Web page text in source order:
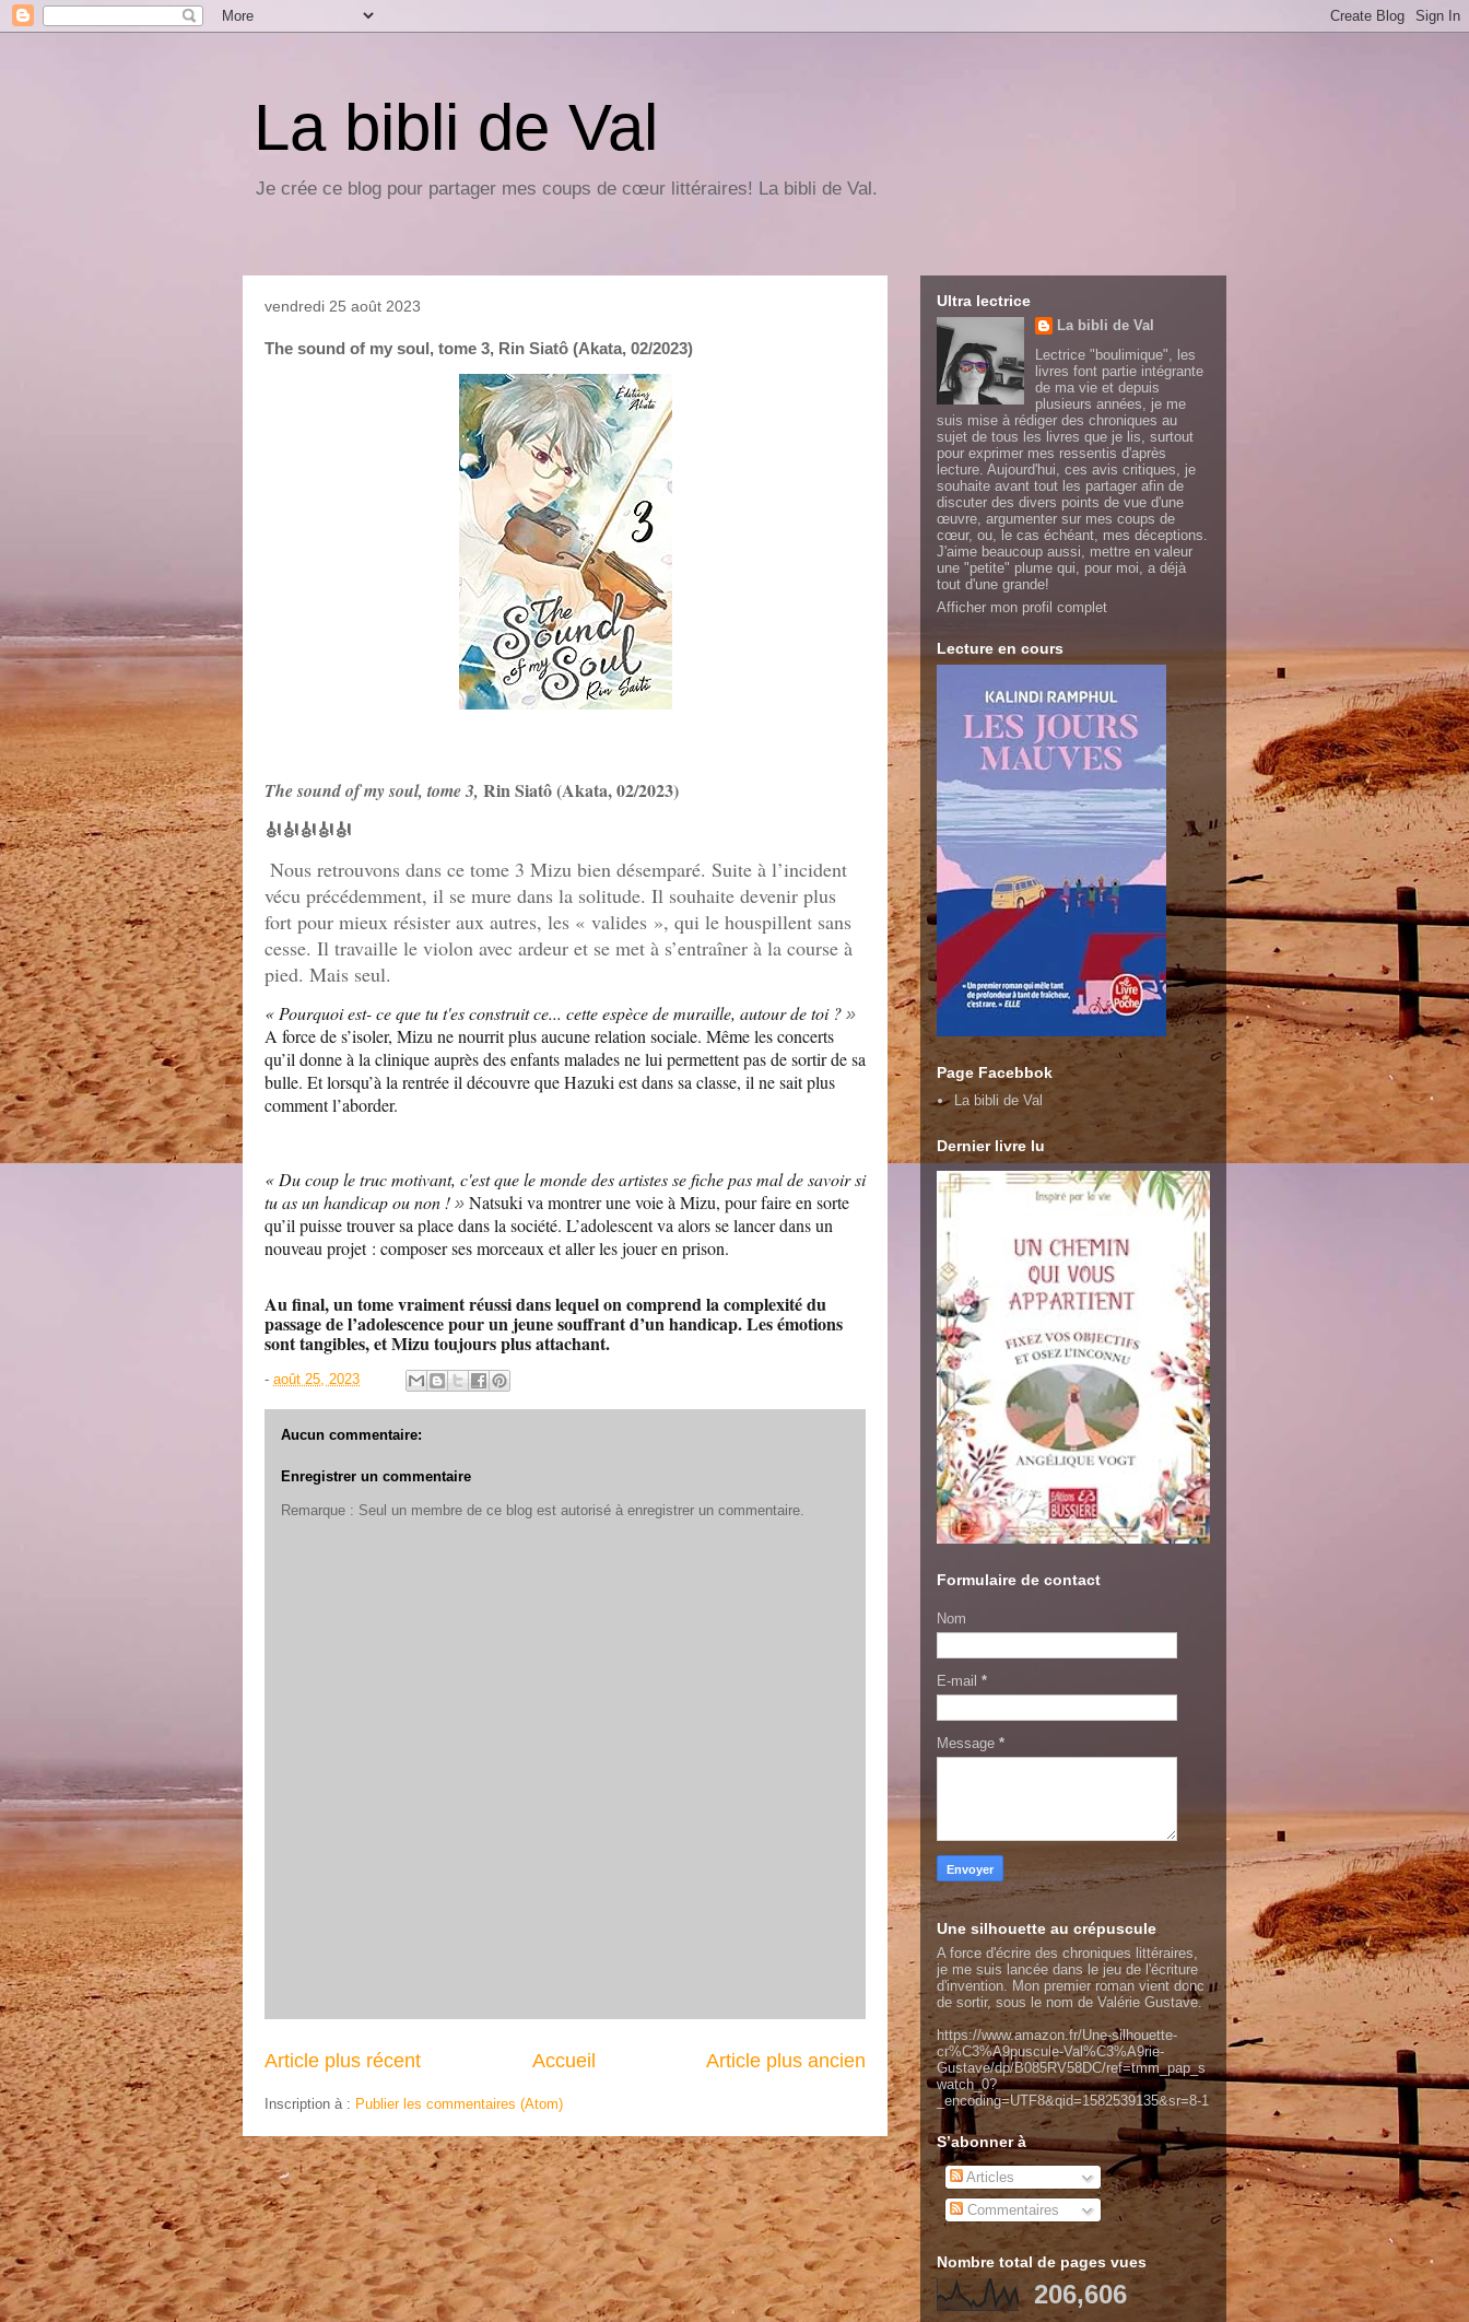
La bibli de Val
Je crée ce blog pour partager mes coups de cœur littéraires! La bibli de Val.
vendredi 25 août 2023
The sound of my soul, tome 3, Rin Siatô (Akata, 02/2023)
The sound of my soul, tome 3, Rin Siatô (Akata, 02/2023)
🎻🎻🎻🎻🎻
Nous retrouvons dans ce tome 3 Mizu bien désemparé. Suite à l’incident
vécu précédemment, il se mure dans la solitude. Il souhaite devenir plus
fort pour mieux résister aux autres, les « valides », qui le houspillent sans
cesse. Il travaille le violon avec ardeur et se met à s’entraîner à la course à
pied. Mais seul.
« Pourquoi est- ce que tu t'es construit ce... cette espèce de muraille, autour de toi ? »
A force de s’isoler, Mizu ne nourrit plus aucune relation sociale. Même les concerts
qu’il donne à la clinique auprès des enfants malades ne lui permettent pas de sortir de sa
bulle. Et lorsqu’à la rentrée il découvre que Hazuki est dans sa classe, il ne sait plus
comment l’aborder.
« Du coup le truc motivant, c'est que le monde des artistes se fiche pas mal de savoir si
tu as un handicap ou non ! » Natsuki va montrer une voie à Mizu, pour faire en sorte
qu’il puisse trouver sa place dans la société. L’adolescent va alors se lancer dans un
nouveau projet : composer ses morceaux et aller les jouer en prison.
Au final, un tome vraiment réussi dans lequel on comprend la complexité du
passage de l’adolescence pour un jeune souffrant d’un handicap. Les émotions
sont tangibles, et Mizu toujours plus attachant.
- août 25, 2023
Aucun commentaire:
Enregistrer un commentaire
Remarque : Seul un membre de ce blog est autorisé à enregistrer un commentaire.
Article plus récent Article plus ancien
Accueil
Inscription à : Publier les commentaires (Atom)
Ultra lectrice
La bibli de Val
Lectrice "boulimique", les
livres font partie intégrante
de ma vie et depuis
plusieurs années, je me
suis mise à rédiger des chroniques au
sujet de tous les livres que je lis, surtout
pour exprimer mes ressentis d'après
lecture. Aujourd'hui, ces avis critiques, je
souhaite avant tout les partager afin de
discuter des divers points de vue d'une
œuvre, argumenter sur mes coups de
cœur, ou, le cas échéant, mes déceptions.
J'aime beaucoup aussi, mettre en valeur
une "petite" plume qui, pour moi, a déjà
tout d'une grande!
Afficher mon profil complet
Lecture en cours
Page Facebbok
La bibli de Val
Dernier livre lu
Formulaire de contact
Nom
E-mail *
Message *
Une silhouette au crépuscule
A force d'écrire des chroniques littéraires,
je me suis lancée dans le jeu de l'écriture
d'invention. Mon premier roman vient donc
de sortir, sous le nom de Valérie Gustave.
https://www.amazon.fr/Une-silhouette-
cr%C3%A9puscule-Val%C3%A9rie-
Gustave/dp/B085RV58DC/ref=tmm_pap_s
watch_0?
_encoding=UTF8&qid=1582539135&sr=8-1
S’abonner à
Articles
Commentaires
Nombre total de pages vues
206,606